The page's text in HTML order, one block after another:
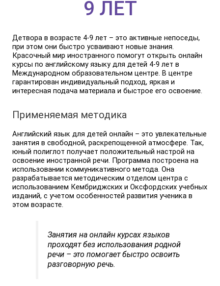
9 ЛЕТ
Детвора в возрасте 4-9 лет – это активные непоседы,
при этом они быстро усваивают новые знания.
Красочный мир иностранного помогут открыть онлайн
курсы по английскому языку для детей 4-9 лет в
Международном образовательном центре. В центре
гарантирован индивидуальный подход, яркая и
интересная подача материала и быстрое его освоение.
Применяемая методика
Английский язык для детей онлайн – это увлекательные
занятия в свободной, раскрепощенной атмосфере. Так,
юный полиглот получает положительный настрой на
освоение иностранной речи. Программа построена на
использовании коммуникативного метода. Она
разрабатывается методическим отделом центра с
использованием Кембриджских и Оксфордских учебных
изданий, с учетом особенностей развития ученика в
этом возрасте.
Занятия на онлайн курсах языков
проходят без использования родной
речи – это помогает быстро освоить
разговорную речь.